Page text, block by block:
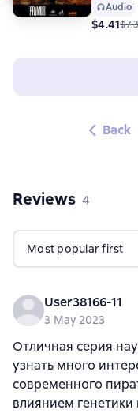
Audio
$4.41
Back
Reviews 4
4
Most popular first
User38166-11
3 May 2023
Отличная серия
узнать много
современного
влиянием